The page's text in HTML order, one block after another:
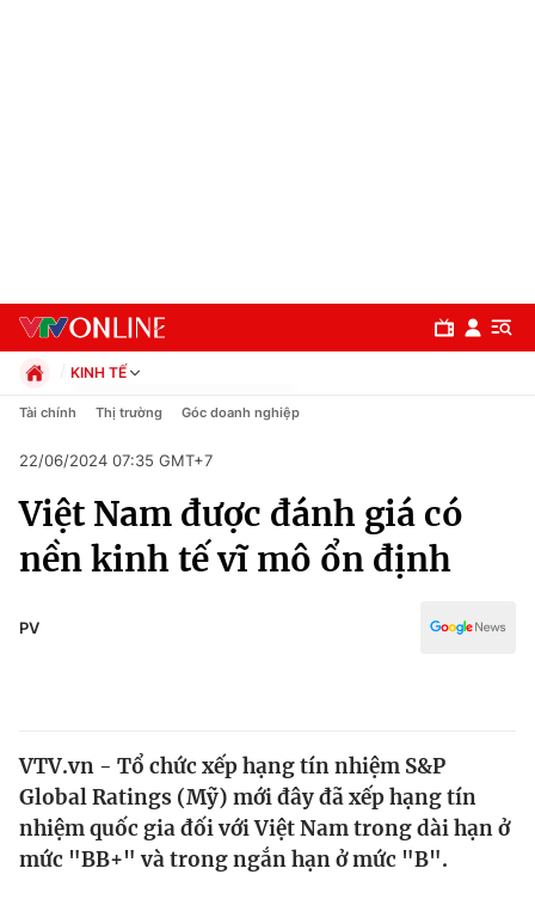
Chuyên mục
Chính trị
Thế giới
Tin tức
KINH TẾ
Chính trị
Pháp luật
Kinh tế
Thể thao
Truyền hình
Tài chính Thị trường Góc doanh nghiệp
22/06/2024 07:35 GMT+7
Việt Nam được đánh giá có
nền kinh tế vĩ mô ổn định
PV
VTV.vn - Tổ chức xếp hạng tín nhiệm S&P
Global Ratings (Mỹ) mới đây đã xếp hạng tín
nhiệm quốc gia đối với Việt Nam trong dài hạn ở
mức "BB+" và trong ngắn hạn ở mức "B".